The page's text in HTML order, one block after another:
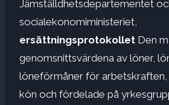
Jämställdhetsdepartementet
socialekonomiministeriet,
ersättningsprotokollet Den
genomsnittsvärdena av löner,
löneförmåner för
kön och fördelade på